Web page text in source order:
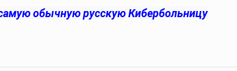
обычную русскую Кибербольницу